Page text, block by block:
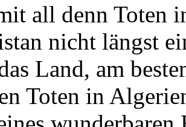
all denn Toten
nicht längst
Land, am
Toten in